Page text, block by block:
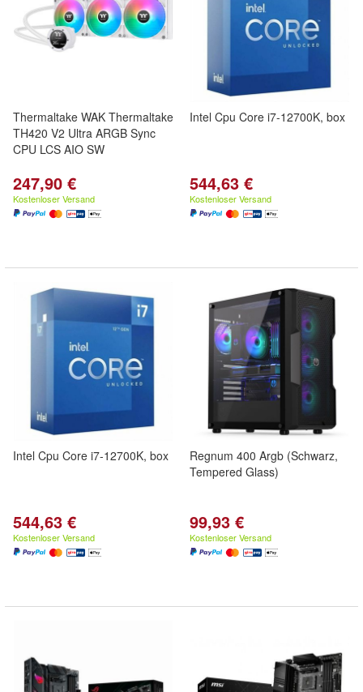
Thermaltake WAK Thermaltake
TH420 V2 Ultra ARGB Sync
CPU LCS AIO SW
247,90 €
Kostenloser Versand
Intel Cpu Core i7-12700K, box
544,63 €
Kostenloser Versand
Intel Cpu Core i7-12700K, box
544,63 €
Kostenloser Versand
Regnum 400 Argb (Schwarz,
Tempered Glass)
99,93 €
Kostenloser Versand